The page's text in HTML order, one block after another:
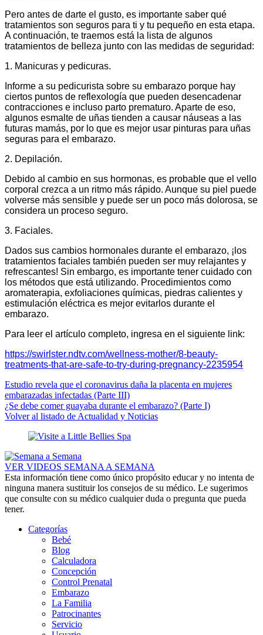
Pero antes de darte el gusto, es importante saber qué
tratamientos son seguros para ti y tu pequeño en esta etapa.
A continuación, te traemos está la lista de algunos
tratamientos de belleza junto con las medidas de seguridad:
1. Manicuras y pedicuras.
Informe a su pedicurista sobre su embarazo porque hay
ciertos puntos de reflexología que pueden desencadenar
contracciones e incluso parto prematuro. Aparte de eso,
algunos esmalte de uñas tienden a causar náuseas a las
futuras mamás, por lo que es mejor usar pinturas para uñas
seguras para el embarazo.
2. Depilación.
Debido al cambio en sus hormonas, es probable que el vello
corporal crezca a un ritmo más rápido. Aunque su piel puede
volverse más sensible y puede ser un poco más dolorosa, se
considera un proceso seguro.
3. Faciales.
Dados sus cambios hormonales durante el embarazo, ¡los
tratamientos faciales también pueden ser muy relajantes y
refrescantes! Sin embargo, es importante tener cuidado con
los métodos que está utilizando. Procedimientos como
aromaterapia, exfoliaciones químicas, piedras calientes y
estimulación eléctrica es mejor evitarlos durante el
embarazo.
Para leer el artículo completo, ingresa en el siguiente link:
https://swirlster.ndtv.com/wellness-mother/8-beauty-
treatments-that-are-safe-to-try-during-pregnancy-2235954
Estudio revela que el coronavirus daña la placenta en mujeres
embarazadas infectadas (Parte III)
¿Se debe comer guayaba durante el embarazo? (Parte I)
Volver al listado de Actualidad y Noticias
VER VIDEOS SEMANA A SEMANA
Esta información tiene como único propósito educar y no intenta de
ninguna manera sustituir los consejos de su médico. Le sugerimos
que consulte con su médico cualquier duda o pregunta que pueda
tener.
Categorías
Bebé
Blog
Calculadora
Concepción
Control Prenatal
Embarazo
La Familia
Patrocinantes
Servicio